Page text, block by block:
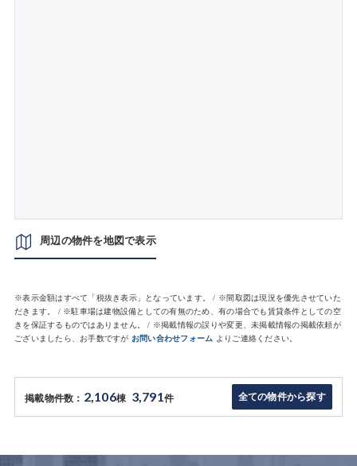
周辺の物件を地図で表示
※表示金額はすべて「税抜き表示」となっています。 / ※間取図は現況を優先させていた
だきます。 / ※駐車場は建物設備としての有無のため、有の場合でも賃貸条件としての空
きを保証するものではありません。 / ※掲載情報の誤りや変更、未掲載情報の掲載依頼が
ございましたら、お手数ですが お問い合わせフォーム よりご連絡ください。
掲載物件数： 2,106棟 3,791件 全ての物件から探す